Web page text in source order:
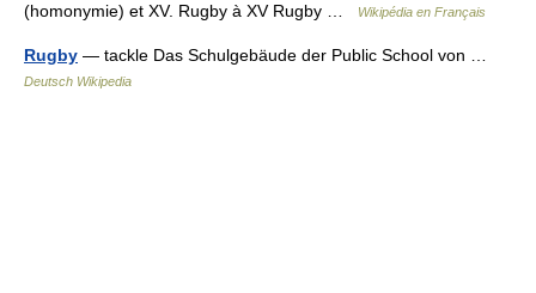
(homonymie) et XV. Rugby à XV Rugby …
Wikipédia en Français
Rugby — tackle Das Schulgebäude der Public School von …
Deutsch Wikipedia